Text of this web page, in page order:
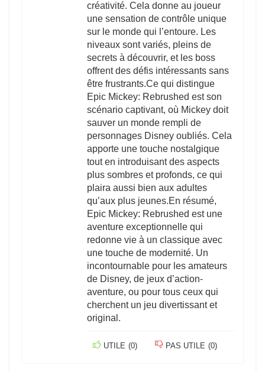
créativité. Cela donne au joueur
une sensation de contrôle unique
sur le monde qui l’entoure. Les
niveaux sont variés, pleins de
secrets à découvrir, et les boss
offrent des défis intéressants sans
être frustrants.Ce qui distingue
Epic Mickey: Rebrushed est son
scénario captivant, où Mickey doit
sauver un monde rempli de
personnages Disney oubliés. Cela
apporte une touche nostalgique
tout en introduisant des aspects
plus sombres et profonds, ce qui
plaira aussi bien aux adultes
qu’aux plus jeunes.En résumé,
Epic Mickey: Rebrushed est une
aventure exceptionnelle qui
redonne vie à un classique avec
une touche de modernité. Un
incontournable pour les amateurs
de Disney, de jeux d’action-
aventure, ou pour tous ceux qui
cherchent un jeu divertissant et
original.
UTILE (0) PAS UTILE (0)